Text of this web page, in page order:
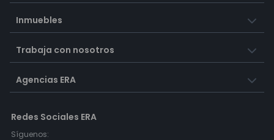
Inmuebles
Trabaja con nosotros
Agencias ERA
Redes Sociales ERA
Síguenos: